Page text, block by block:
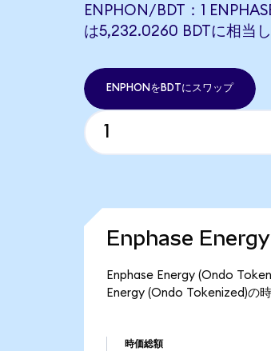
ENPHON/BDT：1
は5,232.0260 BDTに相当
ENPHONをBDTにスワップ
Enphase Energy
Enphase Energy (Ondo
Energy (Ondo Tokenized)の
時価総額